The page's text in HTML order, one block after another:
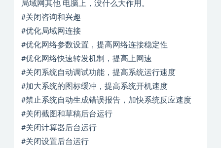
局域网其他 电脑上，没什么大作用。
#关闭咨询和兴趣
#优化局域网连接
#优化网络参数设置，提高网络连接稳定性
#优化网络快速转发机制，提高上网速
#关闭系统自动调试功能，提高系统运行速度
#加大系统的图标缓冲，提高系统开机速度
#禁止系统自动生成错误报告，加快系统反应速度
#关闭截图和草稿后台运行
#关闭计算器后台运行
#关闭设置后台运行